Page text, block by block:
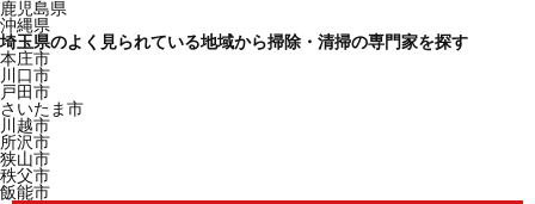
鹿児島県
沖縄県
埼玉県のよく見られている地域から掃除・清掃の専門家を探す
本庄市
川口市
戸田市
さいたま市
川越市
所沢市
狭山市
秩父市
飯能市